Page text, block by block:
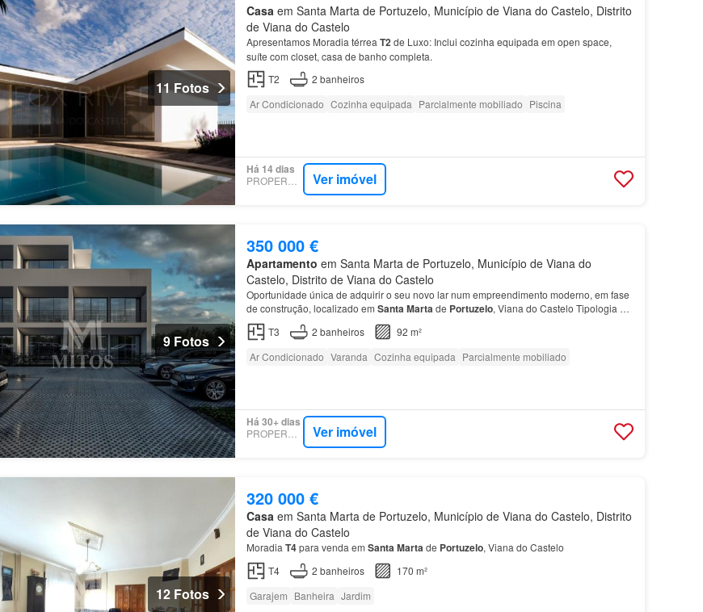
11 Fotos
Casa em Santa Marta de Portuzelo, Município de Viana do Castelo, Distrito
de Viana do Castelo
Apresentamos Moradia térrea T2de Luxo: Inclui cozinha equipada em open space,
suíte com closet, casa de banho completa.
T2
2 banheiros
Ar Condicionado Cozinha equipada Parcialmente mobiliado Piscina
Há 14 dias
Ver imóvel
9 Fotos
350 000 €
Apartamento em Santa Marta de Portuzelo, Município de Viana do
Castelo, Distrito de Viana do Castelo
Oportunidade única de adquirir o seu novo lar num empreendimento moderno, em fase
de construção, localizado em SantaMartade Portuzelo, Viana do Castelo Tipologia T3
com excelente distribuição de áreas, sala e cozinha em ope…
T3 2 banheiros
92 m²
Ar Condicionado Varanda Cozinha equipada Parcialmente mobiliado
Há 30+ dias
Ver imóvel
12 Fotos
320 000 €
Casaem Santa Marta de Portuzelo, Município de Viana do Castelo, Distrito
de Viana do Castelo
Moradia T4para venda em SantaMartade Portuzelo, Viana do Castelo
T4
2 banheiros
170 m²
Garajem Banheira Jardim